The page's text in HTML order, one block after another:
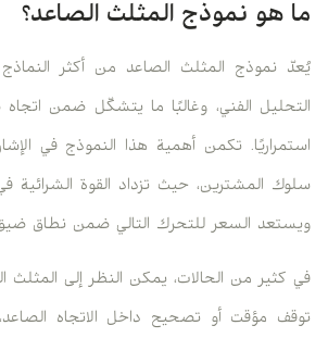
ما هو نموذج المثلث الصاعد؟
يُعدّ نموذج المثلث الصاعد من أكثر النماذج
التحليل الفني، وغالبًا ما يتشكّل ضمن
استمراريًا. تكمن أهمية هذا النموذج في
سلوك المشترين، حيث تزداد القوة الشرائية
ويستعد السعر للتحرك التالي ضمن نطاق
في كثير من الحالات، يمكن النظر إلى المثلث
توقف مؤقت أو تصحيح داخل الاتجاه